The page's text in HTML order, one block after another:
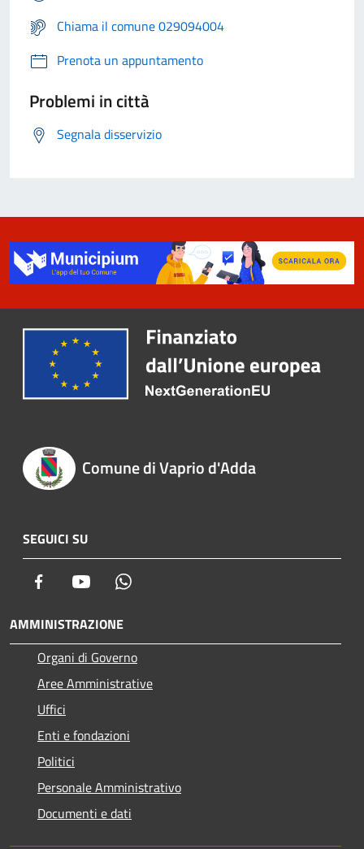
Chiama il comune 029094004
Prenota un appuntamento
Problemi in città
Segnala disservizio
Comune di Vaprio d'Adda
SEGUICI SU
Facebook Youtube
AMMINISTRAZIONE
Organi di Governo
Aree Amministrative
Uffici
Enti e fondazioni
Politici
Personale Amministrativo
Documenti e dati